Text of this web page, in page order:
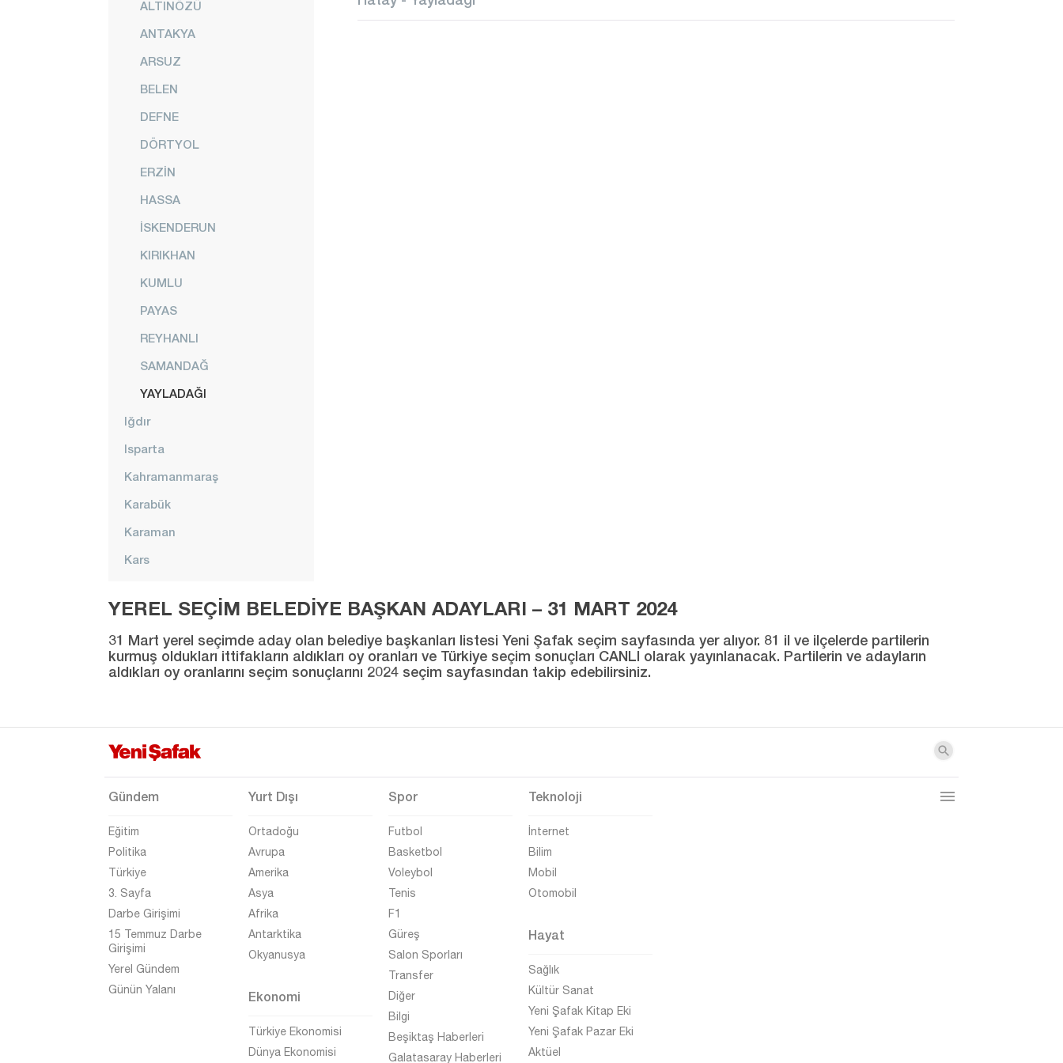
ALTINÖZÜ
ANTAKYA
ARSUZ
BELEN
DEFNE
DÖRTYOL
ERZİN
HASSA
İSKENDERUN
KIRIKHAN
KUMLU
PAYAS
REYHANLI
SAMANDAĞ
YAYLADAĞI
Iğdır
Isparta
Kahramanmaraş
Karabük
Karaman
Kars
Kayseri
Kırıkkale
Kırklareli
Kilis
Kocaeli
Konya
Malatya
Mardin
Mersin
Muğla
Muş
YEREL SEÇİM BELEDİYE BAŞKAN ADAYLARI – 31 MART 2024
31 Mart yerel seçimde aday olan belediye başkanları listesi Yeni Şafak seçim sayfasında yer alıyor. 81 il ve ilçelerde partilerin
kurmuş oldukları ittifakların aldıkları oy oranları ve Türkiye seçim sonuçları CANLI olarak yayınlanacak. Partilerin ve adayların
aldıkları oy oranlarını seçim sonuçlarını 2024 seçim sayfasından takip edebilirsiniz.
Gündem
Eğitim
Politika
Türkiye
3. Sayfa
Darbe Girişimi
15 Temmuz Darbe
Girişimi
Yerel Gündem
Günün Yalanı
Yurt Dışı
Ortadoğu
Avrupa
Amerika
Asya
Afrika
Antarktika
Okyanusya
Ekonomi
Türkiye Ekonomisi
Dünya Ekonomisi
Spor
Futbol
Basketbol
Voleybol
Tenis
F1
Güreş
Salon Sporları
Transfer
Diğer
Bilgi
Beşiktaş Haberleri
Galatasaray Haberleri
Teknoloji
İnternet
Bilim
Mobil
Otomobil
Hayat
Sağlık
Kültür Sanat
Yeni Şafak Kitap Eki
Yeni Şafak Pazar Eki
Aktüel